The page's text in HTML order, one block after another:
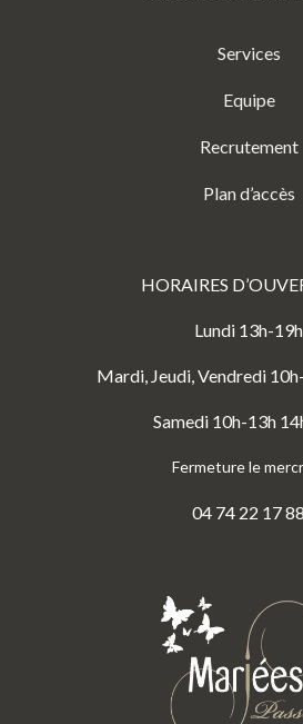
Services
Equipe
Recrutement
Plan d’accès
HORAIRES
Lundi 13h-19h
Mardi, Jeudi, Vendredi
Samedi 10h-13h
Fermeture le
04 74 22 17 88